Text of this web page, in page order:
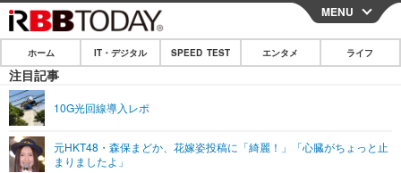
CLOSE
ホーム
IT・デジタル
ネタ
SPEED TEST
MENU
ホーム IT・デジタル SPEED TEST エンタメ ライフ
注目記事
10G光回線導入レポ
元HKT48・森保まどか、花嫁姿投稿に「綺麗！」「心臓がちょっと止
まりましたよ」